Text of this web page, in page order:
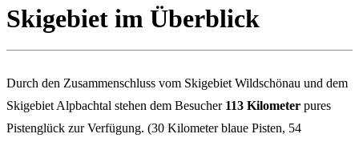
Skigebiet im Überblick
Durch den Zusammenschluss vom Skigebiet Wildschönau und dem
Skigebiet Alpbachtal stehen dem Besucher 113 Kilometer pures
Pistenglück zur Verfügung. (30 Kilometer blaue Pisten, 54